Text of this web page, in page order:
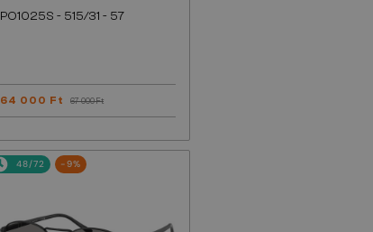
PO1025S - 515/31 - 57
64 000 Ft 67 000 Ft
48/72 -9%